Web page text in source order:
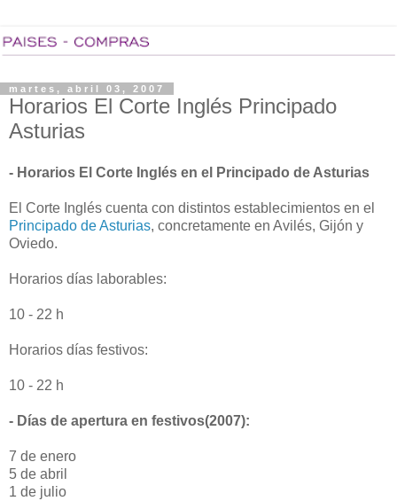
martes, abril 03, 2007
Horarios El Corte Inglés Principado
Asturias
- Horarios El Corte Inglés en el Principado de Asturias
El Corte Inglés cuenta con distintos establecimientos en el
Principado de Asturias, concretamente en Avilés, Gijón y
Oviedo.
Horarios días laborables:
10 - 22 h
Horarios días festivos:
10 - 22 h
- Días de apertura en festivos(2007):
7 de enero
5 de abril
1 de julio